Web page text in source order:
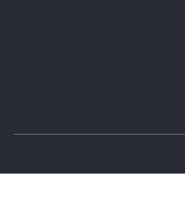
Artisanal Connect
可持續發展